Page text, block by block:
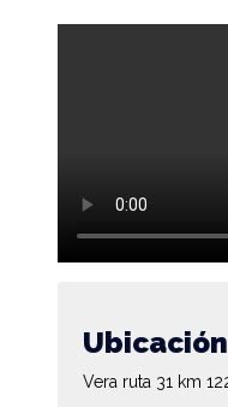
Ubicación
Vera ruta 31 km